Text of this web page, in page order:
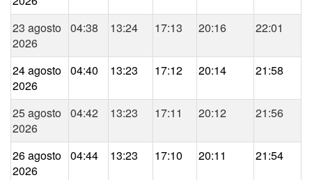
23 agosto
2026
04:38 13:24 17:13 20:16 22:01
24 agosto
2026
04:40 13:23 17:12 20:14 21:58
25 agosto
2026
04:42 13:23 17:11 20:12 21:56
26 agosto
2026
04:44 13:23 17:10 20:11 21:54